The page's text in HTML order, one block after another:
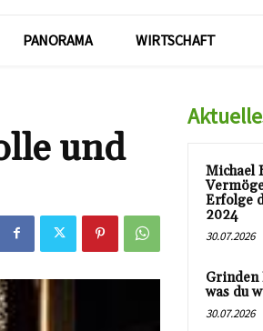
PANORAMA WIRTSCHAFT
und
Michael
Erfolge
2024
30.07.2026
Grinden
was du
30.07.2026